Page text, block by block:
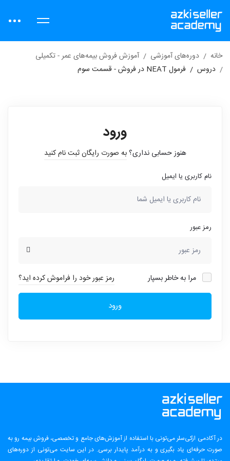
خانه دوره‌های آموزشی
آموزش فروش بیمه‌های عمر - تکمیلی
دروس
فرمول NEAT در فروش - قسمت سوم
ورود
هنوز حسابی نداری؟به صورت رایگان ثبت نام کنید
نام کاربری یا ایمیل
رمز عبور
مرا به خاطر بسپار رمز عبور خود را فراموش کرده اید؟
ورود
در آکادمی ازکی‌سلر می‌تونی با استفاده از آموزش‌های جامع و تخصصی، فروش بیمه رو به
صورت حرفه‌ای یاد بگیری و به درآمد پایدار برسی. در این سایت می‌تونی از دوره‌های